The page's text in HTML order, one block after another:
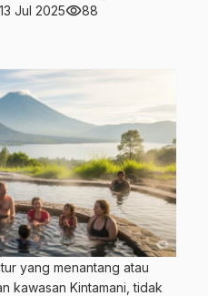
Jul 2025visibility88
yang menantang atau
kawasan Kintamani, tidak